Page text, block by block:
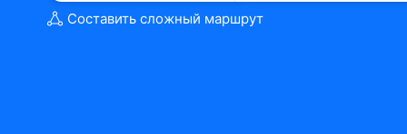
Составить сложный маршрут